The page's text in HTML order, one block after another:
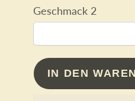
Geschmack 2
IN DEN